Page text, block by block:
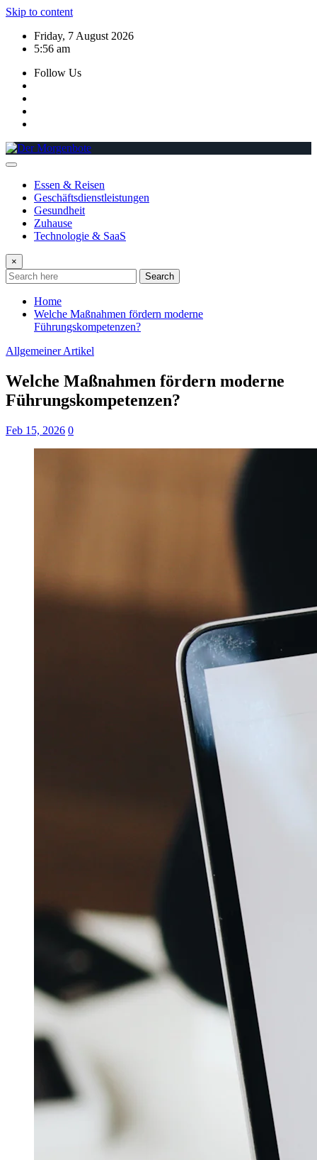
Skip to content
Friday, 7 August 2026
5:56 am
Follow Us
Essen & Reisen
Geschäftsdienstleistungen
Gesundheit
Zuhause
Technologie & SaaS
×
Search
Home
Welche Maßnahmen fördern moderne
Führungskompetenzen?
Allgemeiner Artikel
Welche Maßnahmen fördern moderne
Führungskompetenzen?
Feb 15, 2026 0